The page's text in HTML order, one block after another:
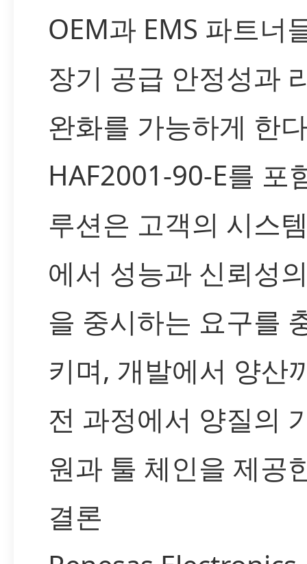
OEM과 EMS 파트너
장기 공급 안정성과
완화를 가능하게 한
HAF2001-90-E를 포
루션은 고객의 시스
에서 성능과 신뢰성
을 중시하는 요구를
키며, 개발에서 양산
전 과정에서 양질의
원과 툴 체인을 제공
결론